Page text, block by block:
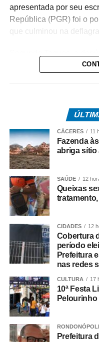
apresentada por seu
República (PGR) foi o
que culminou na
análise de documentos
*Como surgiu o caso*
O acordo investigado
o Governo de Mato
meio de um acordo
de R$ 308 milhões.
Na coletiva, Pedro
decisões judiciais
fundamento jurídico para
forma como ocorreu.
que criou a Câmara de
Conflitos, a *Consenso-
negociação envolvendo
O ex-governador
identificou
suspeitas envolvendo
valores pagos no
em uma representação
posteriormente resultou
CÁCERES 11
Fazenda
abriga
SAÚDE 12
Queixas
CIDADES 12
Cobertura
período
Prefeitura
nas redes
CULTURA 17
10ª Festa
Prefeitura